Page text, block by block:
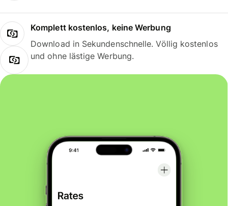
Komplett kostenlos, keine Werbung
Download in Sekundenschnelle. Völlig kostenlos
und ohne lästige Werbung.